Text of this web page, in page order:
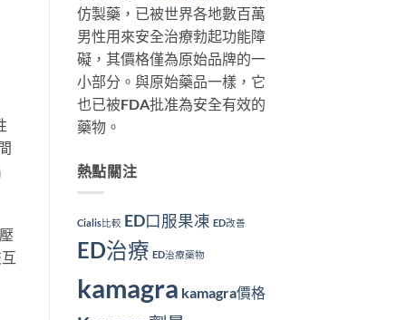
仿製藥，已被世界各地數百萬
男性用來安全治療勃起功能障
礙，其價格僅為原始品牌的一
小部分。與原始藥品一樣，它
也已被FDA批准為安全有效的
藥物。
熱點關注
Cialis比較 ED口服果凍 ED改善
ED治療 ED治療藥物
kamagra kamagra價格